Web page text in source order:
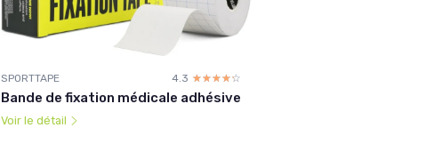
SPORTTAPE 4.3 ☆☆☆☆☆
★★★★★
Bande de fixation médicale adhésive
Voir le détail